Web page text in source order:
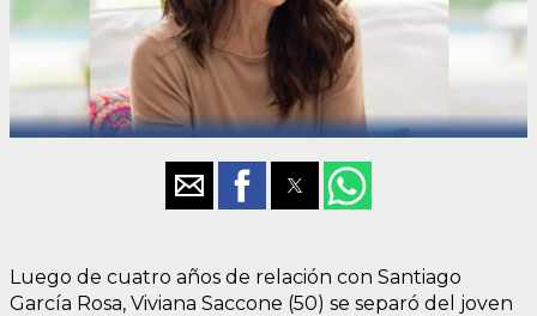
Luego de cuatro años de relación con Santiago
García Rosa, Viviana Saccone (50) se separó del joven